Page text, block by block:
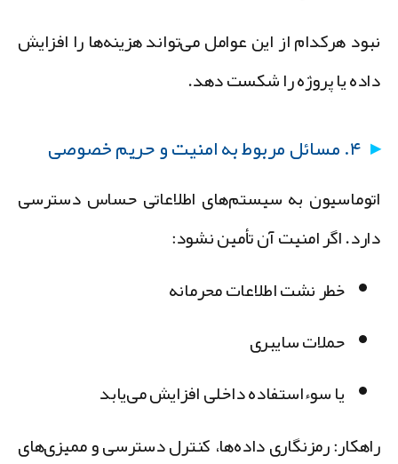
هرکدام از این عوامل می‌تواند هزینه‌ها را افزایش
یا پروژه را شکست دهد.
۴. مسائل مربوط به امنیت و حریم خصوصی
به سیستم‌های اطلاعاتی حساس دسترسی
اگر امنیت آن تأمین نشود:
خطر نشت اطلاعات محرمانه
حملات سایبری
یا سوءاستفاده داخلی افزایش می‌یابد
رمزنگاری داده‌ها، کنترل دسترسی و ممیزی‌های